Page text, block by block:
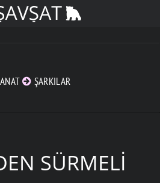
ŞARKILAR
SÜRMELI